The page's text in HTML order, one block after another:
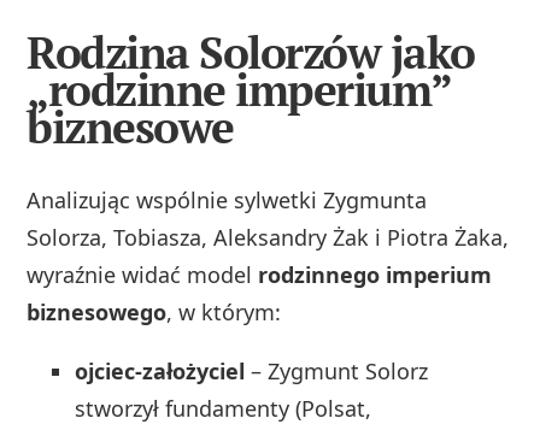
Rodzina Solorzów jako
„rodzinne imperium”
biznesowe
Analizując wspólnie sylwetki Zygmunta
Solorza, Tobiasza, Aleksandry Żak i Piotra Żaka,
wyraźnie widać model rodzinnego imperium
biznesowego, w którym:
ojciec‑założyciel – Zygmunt Solorz
stworzył fundamenty (Polsat,